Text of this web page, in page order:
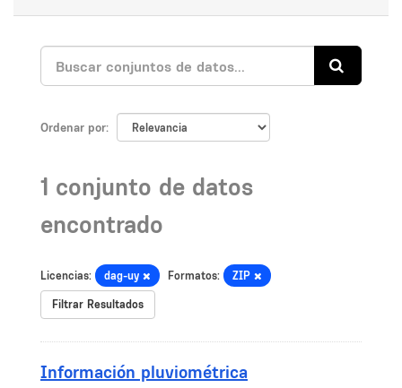
Ordenar por
1 conjunto de datos
encontrado
Licencias: dag-uy Formatos: ZIP
Filtrar Resultados
Información pluviométrica